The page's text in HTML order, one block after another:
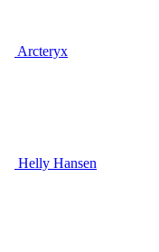
Arcteryx
Helly Hansen